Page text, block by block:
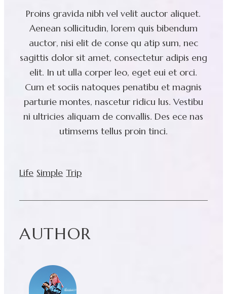
Proins gravida nibh vel velit auctor aliquet.
Aenean sollicitudin, lorem quis bibendum
auctor, nisi elit de conse qu atip sum, nec
sagittis dolor sit amet, consectetur adipis eng
elit. In ut ulla corper leo, eget eui et orci.
Cum et sociis natoques penatibu et magnis
parturie montes, nascetur ridicu lus. Vestibu
ni ultricies aliquam de convallis. Des ece nas
utimsems tellus proin tinci.
Life Simple Trip
AUTHOR